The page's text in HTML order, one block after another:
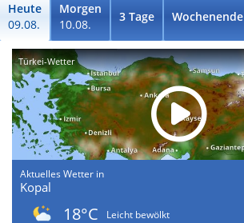
Heute
09.08.
Morgen
10.08.
3 Tage Wochenende
Türkei-Wetter
Aktuelles Wetter in
Kopal
18°C
Leicht bewölkt